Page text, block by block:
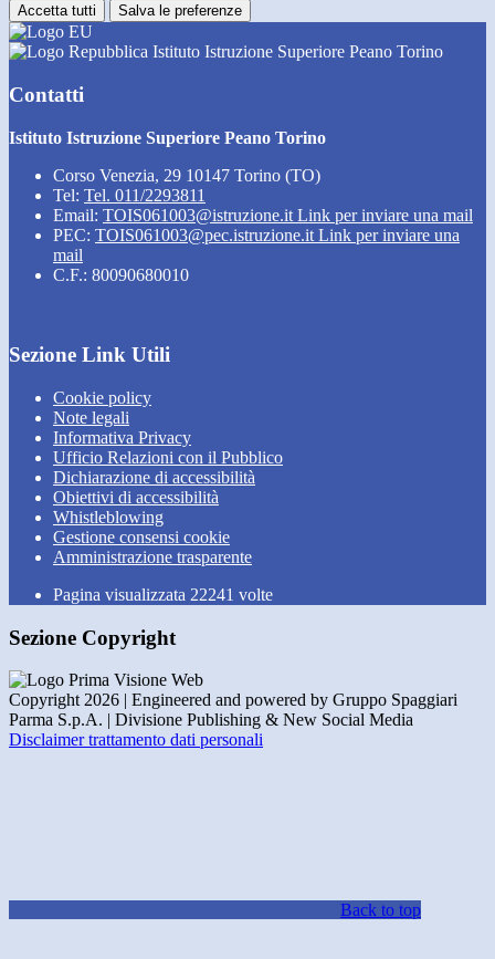
Accetta tutti Salva le preferenze
Istituto Istruzione Superiore Peano Torino
Contatti
Istituto Istruzione Superiore Peano Torino
Corso Venezia, 29 10147 Torino (TO)
Tel: Tel. 011/2293811
Email: TOIS061003@istruzione.it Link per inviare una mail
PEC: TOIS061003@pec.istruzione.it Link per inviare una
mail
C.F.: 80090680010
Sezione Link Utili
Cookie policy
Note legali
Informativa Privacy
Ufficio Relazioni con il Pubblico
Dichiarazione di accessibilità
Obiettivi di accessibilità
Whistleblowing
Gestione consensi cookie
Amministrazione trasparente
Pagina visualizzata 22241 volte
Sezione Copyright
Copyright 2026 | Engineered and powered by Gruppo Spaggiari
Parma S.p.A. | Divisione Publishing & New Social Media
Disclaimer trattamento dati personali
Back to top